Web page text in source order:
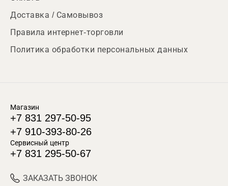
Доставка / Самовывоз
Правила интернет-торговли
Политика обработки персональных данных
Магазин
+7 831 297-50-95
+7 910-393-80-26
Сервисный центр
+7 831 295-50-67
ЗАКАЗАТЬ ЗВОНОК